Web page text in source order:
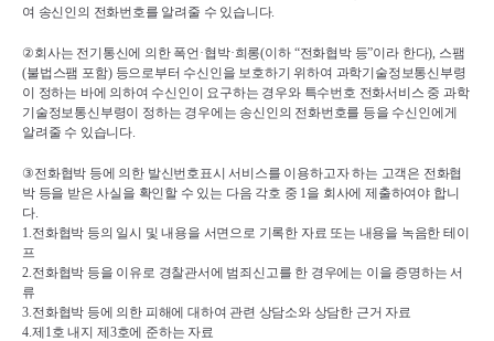
여 송신인의 전화번호를 알려줄 수 있습니다.
②회사는 전기통신에 의한 폭언 ·협박·희롱(이하 “전화협박 등”이라 한다), 스팸
(불법스팸 포함) 등으로부터 수신인을 보호하기 위하여 과학기술정보통신부령
이 정하는 바에 의하여 수신인이 요구하는 경우와 특수번호 전화서비스 중 과학
기술정보통신부령이 정하는 경우에는 송신인의 전화번호를 등을 수신인에게
알려줄 수 있습니다.
③전화협박 등에 의한 발신번호표시 서비스를 이용하고자 하는 고객은 전화협
박 등을 받은 사실을 확인할 수 있는 다음 각호 중 1을 회사에 제출하여야 합니
다.
1.전화협박 등의 일시 및 내용을 서면으로 기록한 자료 또는 내용을 녹음한 테이
프
2.전화협박 등을 이유로 경찰관서에 범죄신고를 한 경우에는 이을 증명하는 서
류
3.전화협박 등에 의한 피해에 대하여 관련 상담소와 상담한 근거 자료
4.제 1호 내지 제 3호에 준하는 자료